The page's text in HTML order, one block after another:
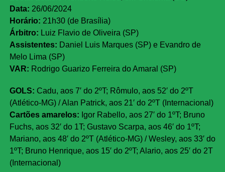
Data: 26/06/2024
Horário: 21h30 (de Brasília)
Árbitro: Luiz Flavio de Oliveira (SP)
Assistentes: Daniel Luis Marques (SP) e Evandro de
Melo Lima (SP)
VAR: Rodrigo Guarizo Ferreira do Amaral (SP)
GOLS: Cadu, aos 7′ do 2ºT; Rômulo, aos 52′ do 2ºT
(Atlético-MG) / Alan Patrick, aos 21′ do 2ºT (Internacional)
Cartões amarelos: Igor Rabello, aos 27′ do 1ºT; Bruno
Fuchs, aos 32′ do 1T; Gustavo Scarpa, aos 46′ do 1ºT;
Mariano, aos 48′ do 2ºT (Atlético-MG) / Wesley, aos 33′ do
1ºT; Bruno Henrique, aos 15′ do 2ºT; Alario, aos 25′ do 2T
(Internacional)